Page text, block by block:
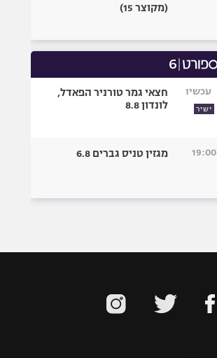
(מקוצר 15)
עכשיו
ישיר
חצאי גמר טורניר הפאדל,
לונדון 8.8
19:00 מגזין טניס גברים 6.8